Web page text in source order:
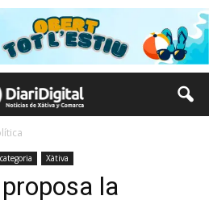
Xàtiva
la